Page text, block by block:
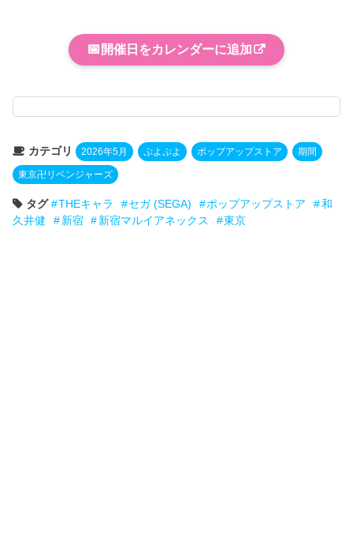
📅 開催日をカレンダーに追加
カテゴリ 2026年5月 ぷよぷよ ポップアップストア 期間
東京卍リベンジャーズ
タグ THEキャラ セガ (SEGA) ポップアップストア
和
久井健
新宿 新宿マルイアネックス 東京